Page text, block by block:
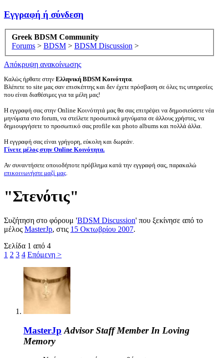
Εγγραφή ή σύνδεση
Greek BDSM Community
Forums > BDSM > BDSM Discussion >
Απόκρυψη ανακοίνωσης
Καλώς ήρθατε στην Ελληνική BDSM Κοινότητα.
Βλέπετε το site μας σαν επισκέπτης και δεν έχετε πρόσβαση σε όλες τις υπηρεσίες
που είναι διαθέσιμες για τα μέλη μας!
Η εγγραφή σας στην Online Κοινότητά μας θα σας επιτρέψει να δημοσιεύσετε νέα
μηνύματα στο forum, να στείλετε προσωπικά μηνύματα σε άλλους χρήστες, να
δημιουργήσετε το προσωπικό σας profile και photo albums και πολλά άλλα.
Η εγγραφή σας είναι γρήγορη, εύκολη και δωρεάν.
Γίνετε μέλος στην Online Κοινότητα.
Αν συναντήσετε οποιοδήποτε πρόβλημα κατά την εγγραφή σας, παρακαλώ
επικοινωνήστε μαζί μας.
"Στενότις"
Συζήτηση στο φόρουμ 'BDSM Discussion' που ξεκίνησε από το
μέλος MasterJp, στις 15 Οκτωβρίου 2007.
Σελίδα 1 από 4
1 2 3 4 Επόμενη >
MasterJp Advisor Staff Member In Loving
Memory